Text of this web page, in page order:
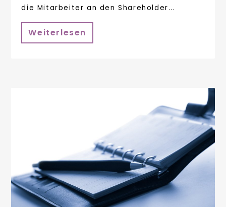
die Mitarbeiter an den Shareholder...
Weiterlesen